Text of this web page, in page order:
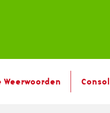
Weerwoorden